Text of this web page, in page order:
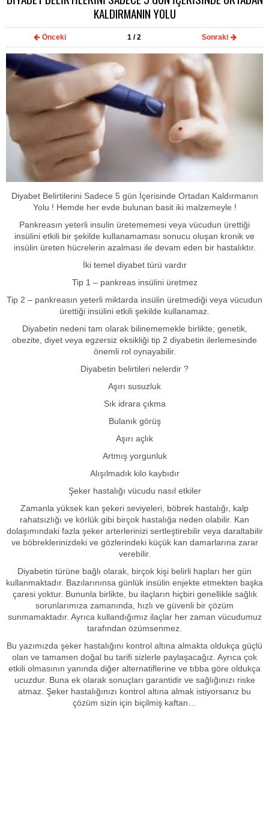
KALDIRMANIN YOLU
Önceki 1 / 2 Sonraki
Diyabet Belirtilerini Sadece 5 gün İçerisinde Ortadan Kaldırmanın
Yolu ! Hemde her evde bulunan basit iki malzemeyle !
Pankreasın yeterli insulin üretememesi veya vücudun ürettiği
insülini etkili bir şekilde kullanamaması sonucu oluşan kronik ve
insülin üreten hücrelerin azalması ile devam eden bir hastalıktır.
İki temel diyabet türü vardır
Tip 1 – pankreas insülini üretmez
Tip 2 – pankreasın yeterli miktarda insülin üretmediği veya vücudun
ürettiği insülini etkili şekilde kullanamaz.
Diyabetin nedeni tam olarak bilinememekle birlikte; genetik,
obezite, diyet veya egzersiz eksikliği tip 2 diyabetin ilerlemesinde
önemli rol oynayabilir.
Diyabetin belirtileri nelerdir ?
Aşırı susuzluk
Sık idrara çıkma
Bulanık görüş
Aşırı açlık
Artmış yorgunluk
Alışılmadık kilo kaybıdır
Şeker hastalığı vücudu nasıl etkiler
Zamanla yüksek kan şekeri seviyeleri, böbrek hastalığı, kalp
rahatsızlığı ve körlük gibi birçok hastalığa neden olabilir. Kan
dolaşımındaki fazla şeker arterlerinizi sertleştirebilir veya daraltabilir
ve böbreklerinizdeki ve gözlerindeki küçük kan damarlarına zarar
verebilir.
Diyabetin türüne bağlı olarak, birçok kişi belirli hapları her gün
kullanmaktadır. Bazılarınınsa günlük insülin enjekte etmekten başka
çaresi yoktur. Bununla birlikte, bu ilaçların hiçbiri genellikle sağlık
sorunlarımıza zamanında, hızlı ve güvenli bir çözüm
sunmamaktadır. Ayrıca kullandığımız ilaçlar her zaman vücudumuz
tarafından özümsenmez.
Bu yazımızda şeker hastalığını kontrol altına almakta oldukça güçlü
olan ve tamamen doğal bu tarifi sizlerle paylaşacağız. Ayrıca çok
etkili olmasının yanında diğer alternatiflerine ve tıbba göre oldukça
ucuzdur. Buna ek olarak sonuçları garantidir ve sağlığınızı riske
atmaz. Şeker hastalığınızı kontrol altına almak istiyorsanız bu
çözüm sizin için biçilmiş kaftan…